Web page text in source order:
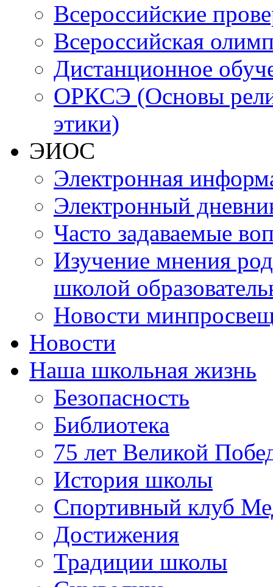
Всероссийские
Всероссийская
Дистанционное
ОРКСЭ (Основы
этики)
ЭИОС
Электронная
Электронный
Часто задаваемые
Изучение мнения
школой
Новости
Новости
Наша школьная жизнь
Безопасность
Библиотека
75 лет Великой
История школы
Спортивный клуб
Достижения
Традиции школы